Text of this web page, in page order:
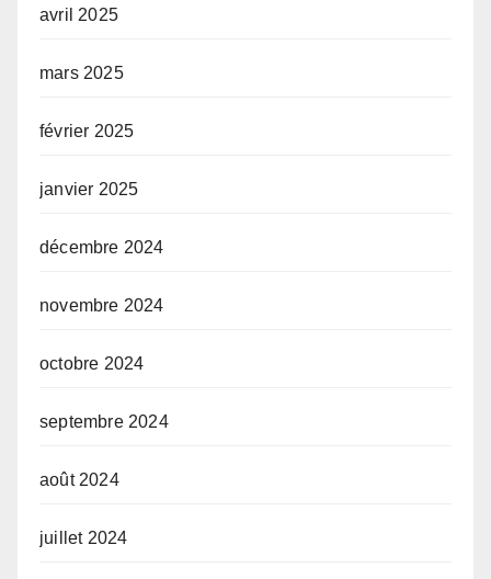
avril 2025
mars 2025
février 2025
janvier 2025
décembre 2024
novembre 2024
octobre 2024
septembre 2024
août 2024
juillet 2024